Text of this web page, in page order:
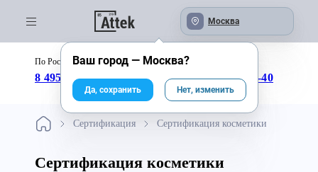
Москва
По России бесплатно:
8 495 246-04-43 8 800 333-25-40
Сертификация Сертификация косметики
Сертификация косметики
Ваш город — Москва?
Да, сохранить Нет, изменить